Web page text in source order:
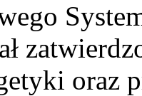
oraz